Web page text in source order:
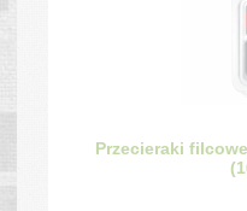
Przecieraki